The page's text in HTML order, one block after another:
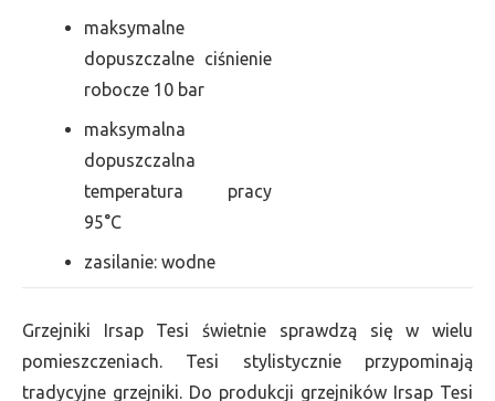
maksymalne
dopuszczalne ciśnienie
robocze 10 bar
maksymalna
dopuszczalna
temperatura pracy
95°C
zasilanie: wodne
Grzejniki Irsap Tesi świetnie sprawdzą się w wielu
pomieszczeniach. Tesi stylistycznie przypominają
tradycyjne grzejniki. Do produkcji grzejników Irsap Tesi